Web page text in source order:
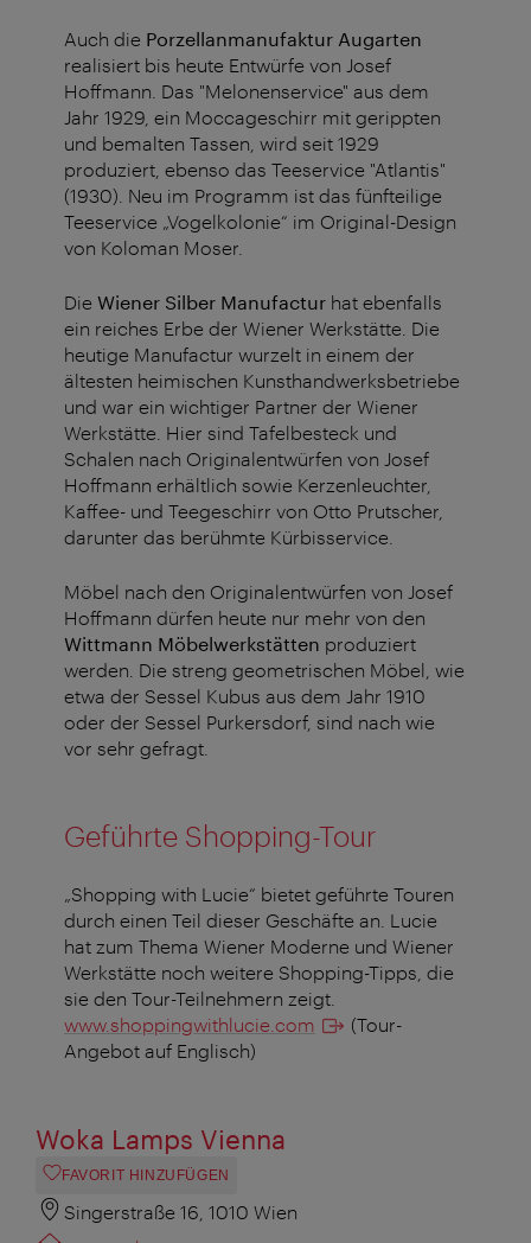
Auch die Porzellanmanufaktur Augarten
realisiert bis heute Entwürfe von Josef
Hoffmann. Das "Melonenservice" aus dem
Jahr 1929, ein Moccageschirr mit gerippten
und bemalten Tassen, wird seit 1929
produziert, ebenso das Teeservice "Atlantis"
(1930). Neu im Programm ist das fünfteilige
Teeservice „Vogelkolonie“ im Original-Design
von Koloman Moser.
Die Wiener Silber Manufactur hat ebenfalls
ein reiches Erbe der Wiener Werkstätte. Die
heutige Manufactur wurzelt in einem der
ältesten heimischen Kunsthandwerksbetriebe
und war ein wichtiger Partner der Wiener
Werkstätte. Hier sind Tafelbesteck und
Schalen nach Originalentwürfen von Josef
Hoffmann erhältlich sowie Kerzenleuchter,
Kaffee- und Teegeschirr von Otto Prutscher,
darunter das berühmte Kürbisservice.
Möbel nach den Originalentwürfen von Josef
Hoffmann dürfen heute nur mehr von den
Wittmann Möbelwerkstätten produziert
werden. Die streng geometrischen Möbel, wie
etwa der Sessel Kubus aus dem Jahr 1910
oder der Sessel Purkersdorf, sind nach wie
vor sehr gefragt.
Geführte Shopping-Tour
„Shopping with Lucie“ bietet geführte Touren
durch einen Teil dieser Geschäfte an. Lucie
hat zum Thema Wiener Moderne und Wiener
Werkstätte noch weitere Shopping-Tipps, die
sie den Tour-Teilnehmern zeigt.
www.shoppingwithlucie.com
(Tour-
Angebot auf Englisch)
Woka Lamps Vienna
FAVORIT HINZUFÜGEN
Singerstraße 16, 1010 Wien